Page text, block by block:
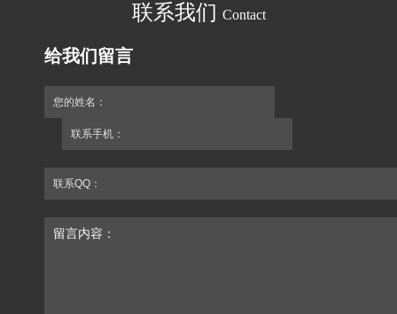
联系我们 Contact
给我们留言
您的姓名：
联系手机：
联系QQ：
留言内容：